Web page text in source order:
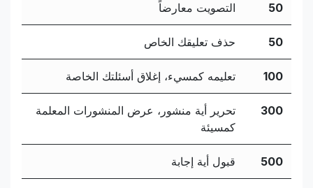
50 التصويت معارضاً
50 حذف تعليقك الخاص
100 تعليمه كمسيء، إغلاق أسئلتك الخاصة
300
تحرير أية منشور، عرض المنشورات المعلمة
كمسيئة
500 قبول أية إجابة